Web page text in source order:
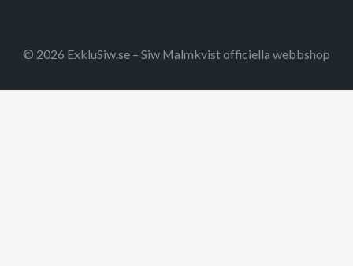
© 2026 ExkluSiw.se – Siw Malmkvist officiella webbshop